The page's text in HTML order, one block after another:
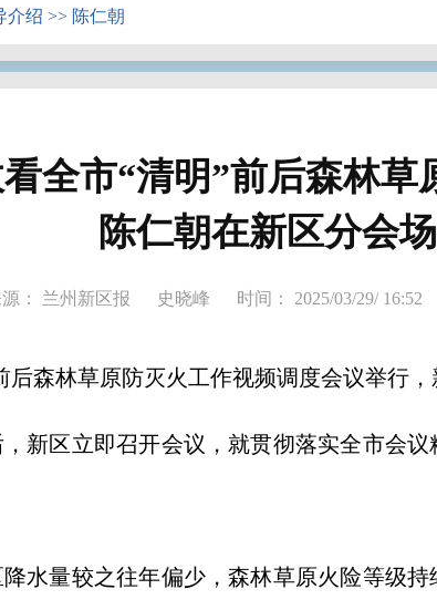
介绍 >> 陈仁朝
全市“清明”前后森林
陈仁朝在新区分会
： 兰州新区报 史晓峰 时间： 2025/03/29/ 16:52
森林草原防灭火工作视频调度会议举行
新区立即召开会议，就贯彻落实全市会
量较之往年偏少，森林草原火险等级持